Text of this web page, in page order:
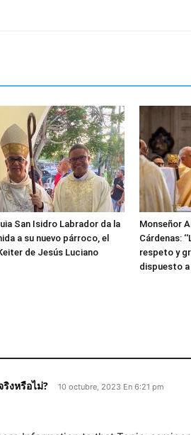
San Isidro Labrador da la
a su nuevo párroco, el
de Jesús Luciano
Monseñor
Cárdenas:
respeto y
dispuesto a
งหรือไม่? 10 octubre, 2023 En 6:21 pm